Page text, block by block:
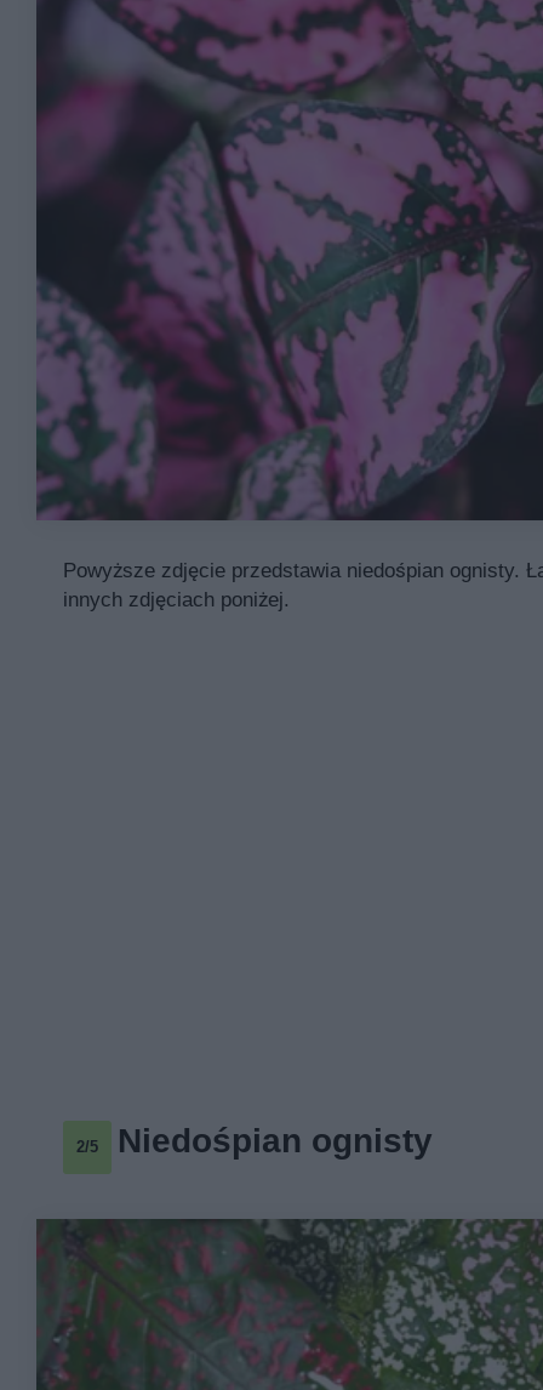
Powyższe zdjęcie przedstawia niedośpian ognisty.
innych zdjęciach poniżej.
2/5 Niedośpian ognisty